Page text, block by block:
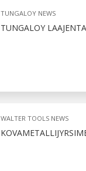
TUNGALOY NEWS
TUNGALOY
WALTER TOOLS NEWS